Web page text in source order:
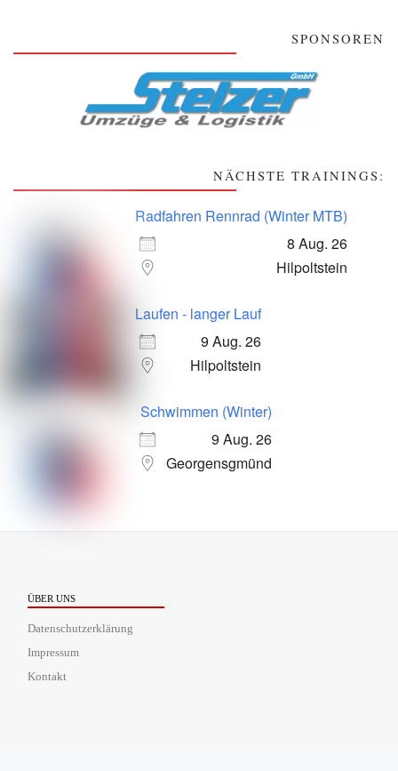
SPONSOREN
NÄCHSTE TRAININGS:
Radfahren Rennrad (Winter MTB)
8 Aug. 26
Hilpoltstein
Laufen - langer Lauf
9 Aug. 26
Hilpoltstein
Schwimmen (Winter)
9 Aug. 26
Georgensgmünd
ÜBER UNS
Datenschutzerklärung
Impressum
Kontakt